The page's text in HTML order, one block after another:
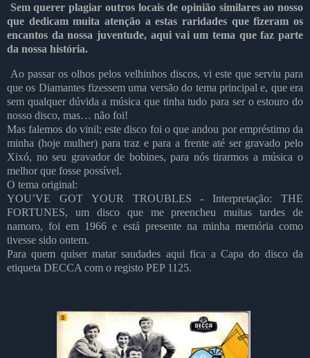
Sem querer plagiar outros locais de opinião similares ao nosso
que dedicam muita atenção a estas raridades que fizeram os
encantos da nossa juventude, aqui vai um tema que faz parte
da nossa história.
Ao passar os olhos pelos velhinhos discos, vi este que serviu para
que os Diamantes fizessem uma versão do tema principal e, que era
sem qualquer dúvida a música que tinha tudo para ser o estouro do
nosso disco, mas… não foi!
Mas falemos do vinil; este disco foi o que andou por empréstimo da
minha (hoje mulher) para traz e para a frente até ser gravado pelo
Xixó, no seu gravador de bobines, para nós tirarmos a música o
melhor que fosse possível.
O tema original:
YOU’VE GOT YOUR TROUBLES - Interpretação: THE
FORTUNES, um disco que me preencheu muitas tardes de
namoro, foi em 1966 e está presente na minha memória como
tivesse sido ontem.
Para quem quiser matar saudades aqui fica a Capa do disco da
etiqueta DECCA com o registo PEP 1125.